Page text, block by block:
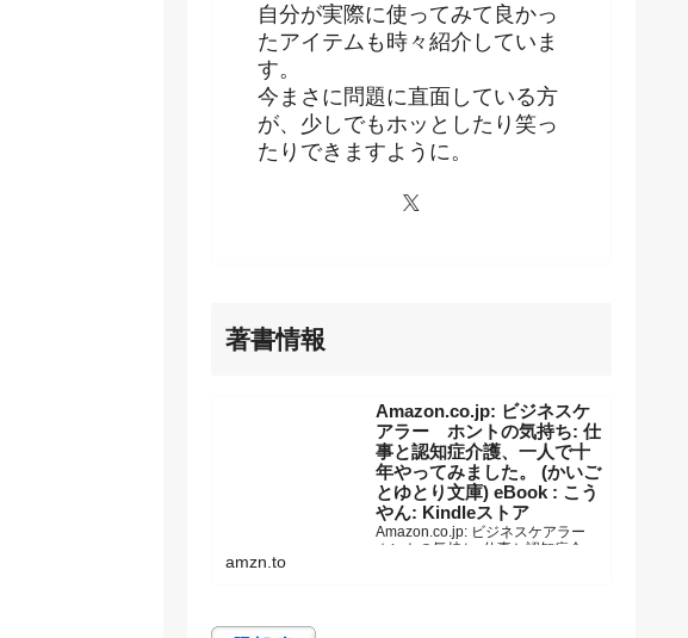
自分が実際に使ってみて良かっ
たアイテムも時々紹介していま
す。
今まさに問題に直面している方
が、少しでもホッとしたり笑っ
たりできますように。
著書情報
Amazon.co.jp: ビジネスケ
アラー ホントの気持ち: 仕
事と認知症介護、一人で十
年やってみました。 (かいご
とゆとり文庫) eBook : こう
やん: Kindleストア
Amazon.co.jp: ビジネスケアラー
ホントの気持ち: 仕事と認知症介
amzn.to